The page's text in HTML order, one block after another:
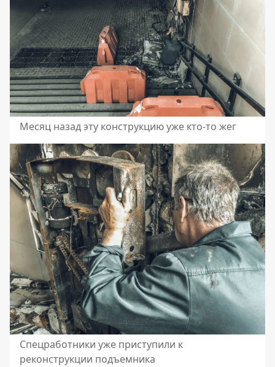
Месяц назад эту конструкцию уже кто-то жег
Спецработники уже приступили к
реконструкции подъемника